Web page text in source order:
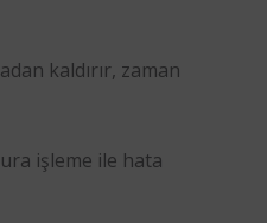
kaldırır, zaman
işleme ile hata